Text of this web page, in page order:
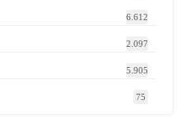
6.612
2.097
5.905
75